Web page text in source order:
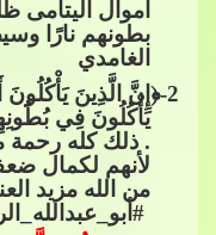
أموال اليتامى
بطونهم نارًا
الغامدي
2-﴿إِنَّ الَّذِينَ يَأْكُلُونَ
يَأْكُلُونَ فِي
. ذلك كله​​ رحمة
لأنهم لكمال
من الله مزيد